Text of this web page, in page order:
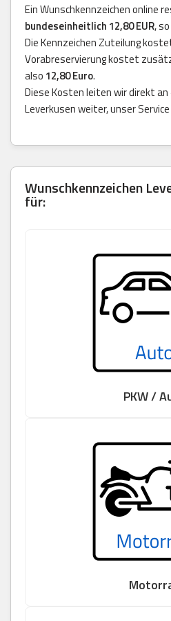
Ein Wunschkennzeichen online
bundeseinheitlich 12,80 EUR,
Die Kennzeichen Zuteilung
Vorabreservierung kostet
also 12,80 Euro.
Diese Kosten leiten wir direkt
Leverkusen weiter, unser
Wunschkennzeichen
für:
PKW /